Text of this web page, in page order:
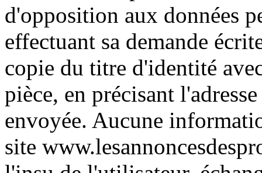
d'opposition aux données
effectuant sa demande
copie du titre d'identité
pièce, en précisant
envoyée. Aucune
site